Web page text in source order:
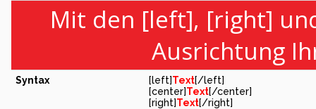
Mit den [left], [right]
Ausrichtung
Syntax [left]Text[/left]
[center]Text[/center]
[right]Text[/right]